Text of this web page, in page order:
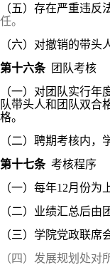
（五）存在严重违
任。
（六）对撤销的带
第十六条
团队考核
（一） 对团队实行年
队带头人和团队双合
格。
（二）聘期考核内
第十七条 考核程序
（一）每年12月份
（二）业绩汇总后
（三）学院党政联席
（四）发展规划处